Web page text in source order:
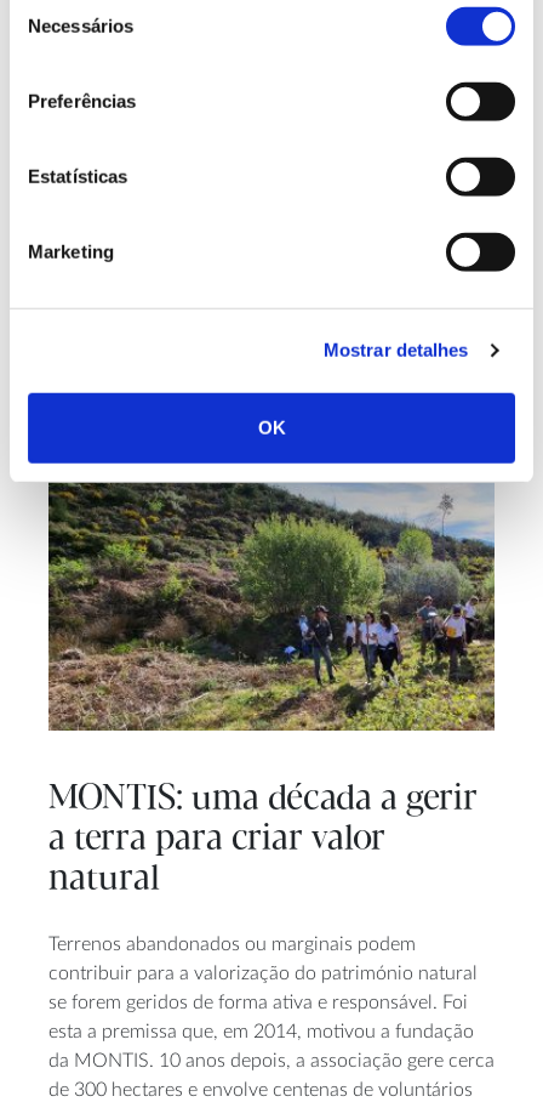
Necessários
Preferências
Estatísticas
Marketing
Mostrar detalhes
OK
produção e conservação em
de Abrantes, tornou-se num exemplo de como
Joaquim Pais de Azevedo dá a conhecer como a
valorização do solo apoiou a regeneração e o
há perto de 25 anos.
MONTIS: uma década a gerir
a terra para criar valor
natural
Terrenos abandonados ou marginais podem
contribuir para a valorização do património natural
se forem geridos de forma ativa e responsável. Foi
esta a premissa que, em 2014, motivou a fundação
da MONTIS. 10 anos depois, a associação gere cerca
de 300 hectares e envolve centenas de voluntários